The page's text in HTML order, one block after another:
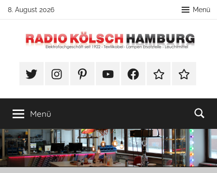
Zum
springen
8. August 2026 Menü
Radio
Hamburg
Lampenbau
#TwitterInstagramPinterestYouTubeFacebookTikTok Webshop
Menü